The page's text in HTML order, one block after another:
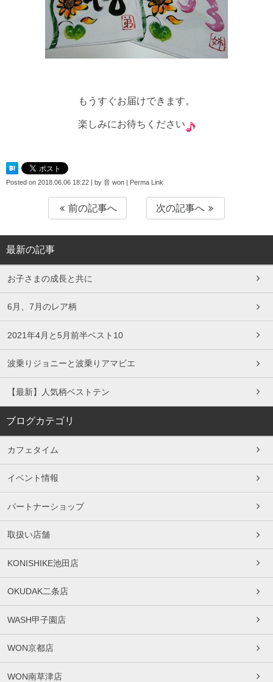
もうすぐお届けできます。
楽しみにお待ちください
Posted on 2018.06.06 18:22 | by 音 won | Perma Link
前の記事へ 次の記事へ
最新の記事
お子さまの成長と共に
6月、7月のレア柄
2021年4月と5月前半ベスト10
波乗りジョニーと波乗りアマビエ
【最新】人気柄ベストテン
ブログカテゴリ
カフェタイム
イベント情報
パートナーショップ
取扱い店舗
KONISHIKE池田店
OKUDAK二条店
WASH甲子園店
WON京都店
WON南草津店